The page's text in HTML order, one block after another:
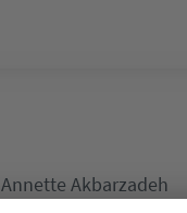
Annette Akbarzadeh